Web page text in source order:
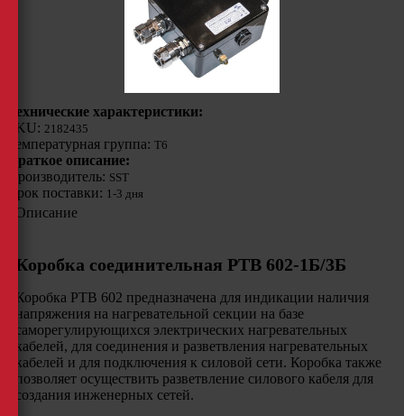
Технические характеристики:
SKU: 2182435
Температурная группа: Т6
Краткое описание:
Производитель: SST
Срок поставки: 1-3 дня
Описание
Коробка соединительная РТВ 602-1Б/3Б
Коробка РТВ 602 предназначена для индикации наличия
напряжения на нагревательной секции на базе
саморегулирующихся электрических нагревательных
кабелей, для соединения и разветвления нагревательных
кабелей и для подключения к силовой сети. Коробка также
позволяет осуществить разветвление силового кабеля для
создания инженерных сетей.